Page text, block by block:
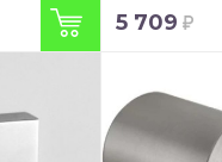
5 709